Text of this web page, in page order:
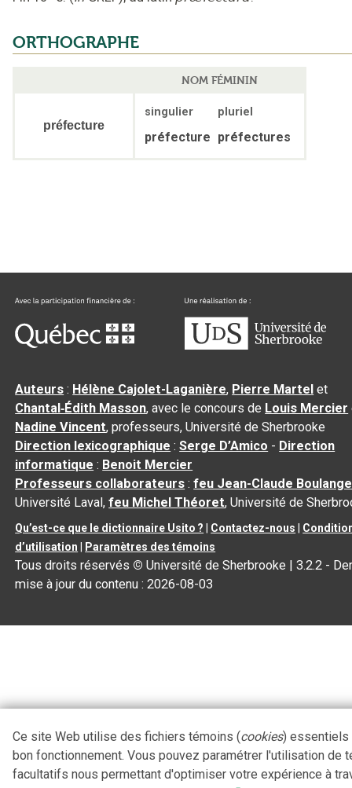
ORTHOGRAPHE
NOM FÉMININ
préfecture
singulier pluriel
préfecture préfectures
Auteurs : Hélène Cajolet-Laganière, Pierre Martel et
Chantal‑Édith Masson, avec le concours de Louis Mercier
Nadine Vincent, professeurs, Université de Sherbrooke
Direction lexicographique :Serge D’Amico - Direction
informatique : Benoit Mercier
Professeurs collaborateurs :feu Jean-Claude
Université Laval,feu Michel Théoret, Université de
Qu’est-ce que le dictionnaire Usito ? Contactez-nous
d’utilisation
Paramètres des témoins
Tous droits réservés © Université de Sherbrooke |3.2.2 -
mise à jour du contenu :2026-08-03
Ce site Web utilise des fichiers témoins (cookies) essentiels
bon fonctionnement. Vous pouvez paramétrer l'utilisation de
facultatifs nous permettant d'optimiser votre expérience à